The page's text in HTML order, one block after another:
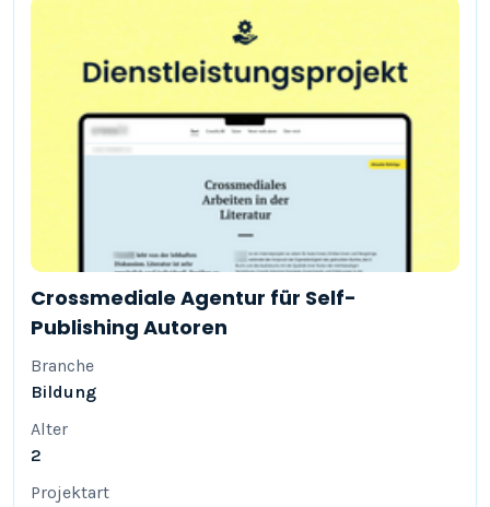
Crossmediale Agentur für Self-
Publishing Autoren
Branche
Bildung
Alter
2
Projektart